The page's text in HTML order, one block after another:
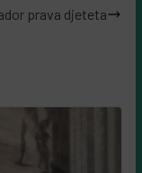
prava djeteta